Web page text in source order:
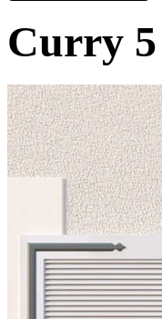
Curry 5